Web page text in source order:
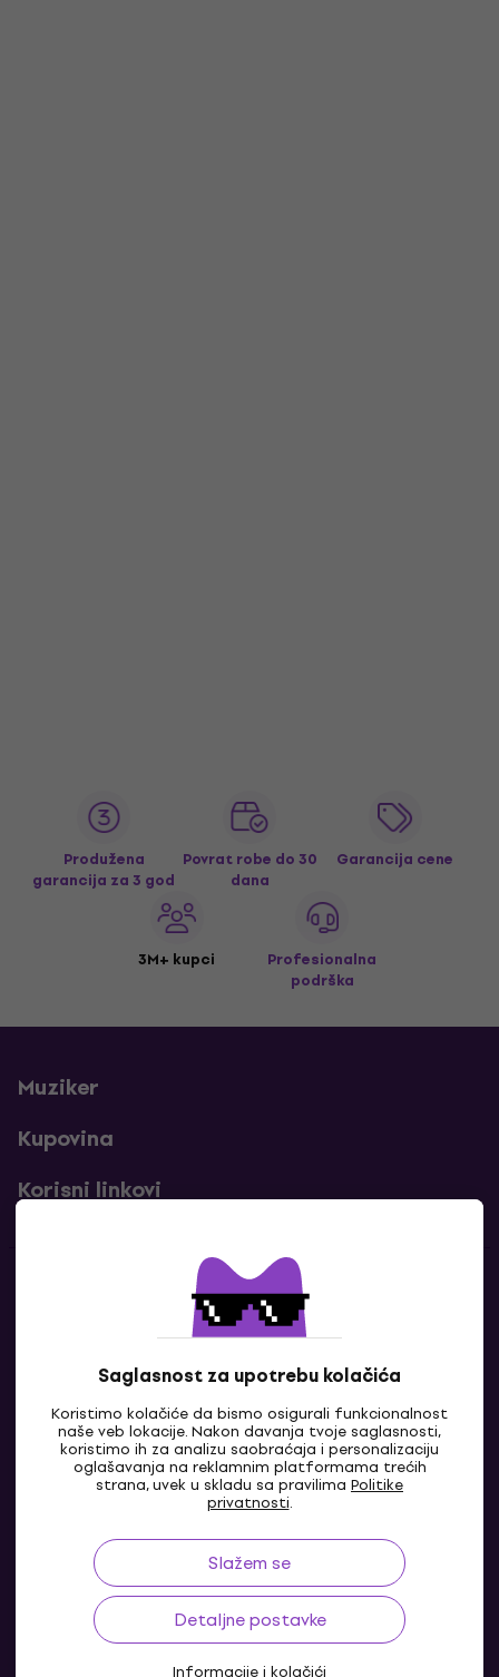
Saglasnost za upotrebu kolačića
Koristimo kolačiće da bismo osigurali funkcionalnost
naše veb lokacije. Nakon davanja tvoje saglasnosti,
koristimo ih za analizu saobraćaja i personalizaciju
oglašavanja na reklamnim platformama trećih
strana, uvek u skladu sa pravilima Politike
privatnosti.
Slažem se
Detaljne postavke
Informacije i kolačići
Produžena
garancija za 3 god
Povrat robe do 30
dana
Garancija cene
3M+ kupci
Profesionalna
podrška
Muziker
Kupovina
Korisni linkovi
Kontakti
Kontaktiraj nas
BA